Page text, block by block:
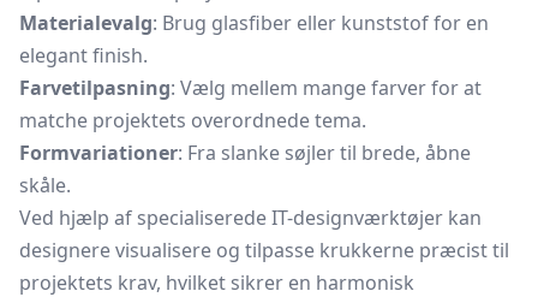
Materialevalg: Brug glasfiber eller kunststof for en
elegant finish.
Farvetilpasning: Vælg mellem mange farver for at
matche projektets overordnede tema.
Formvariationer: Fra slanke søjler til brede, åbne
skåle.
Ved hjælp af specialiserede IT-designværktøjer kan
designere visualisere og tilpasse krukkerne præcist til
projektets krav, hvilket sikrer en harmonisk